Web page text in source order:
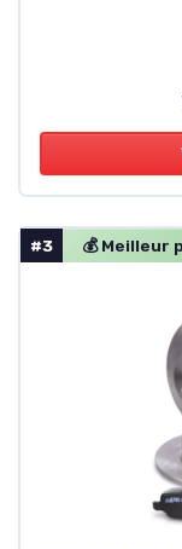
#3 💰 Meilleur